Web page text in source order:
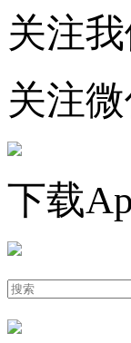
关注我
关注
下载